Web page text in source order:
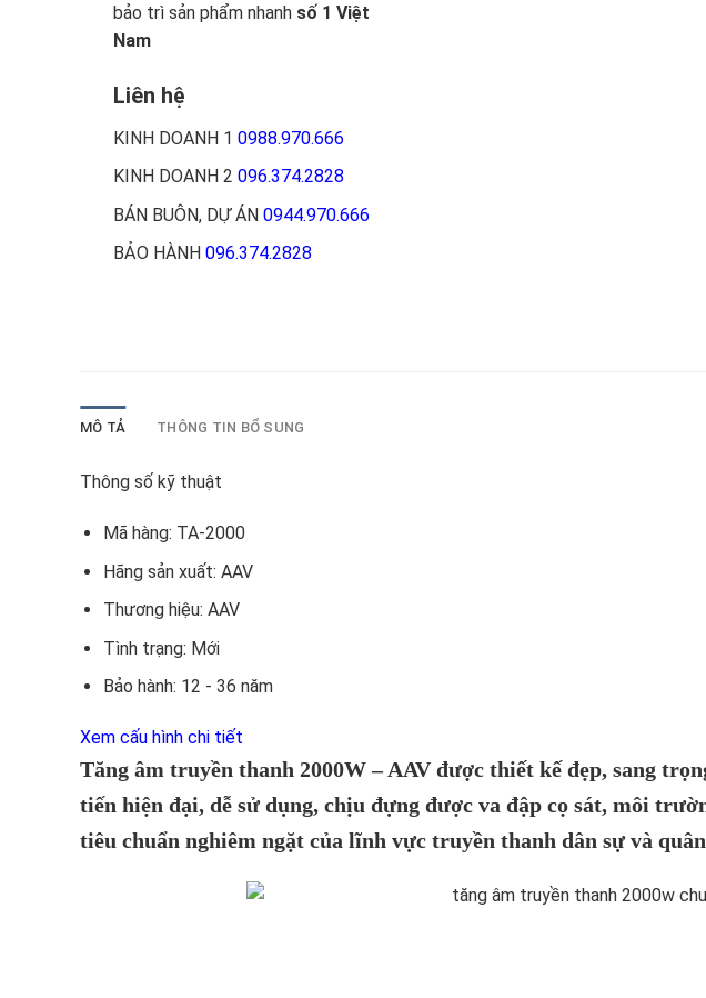
bảo trì sản phẩm nhanh số 1 Việt
Nam
Liên hệ
KINH DOANH 1 0988.970.666
KINH DOANH 2 096.374.2828
BÁN BUÔN, DỰ ÁN 0944.970.666
BẢO HÀNH 096.374.2828
MÔ TẢ THÔNG TIN BỔ SUNG
Thông số kỹ thuật
Mã hàng: TA-2000
Hãng sản xuất: AAV
Thương hiệu: AAV
Tình trạng: Mới
Bảo hành: 12 - 36 năm
Xem cấu hình chi tiết
Tăng âm truyền thanh 2000W – AAV được thiết kế đẹp, sang
tiến hiện đại, dễ sử dụng, chịu đựng được va đập cọ sát, môi
tiêu chuẩn nghiêm ngặt của lĩnh vực truyền thanh dân sự và